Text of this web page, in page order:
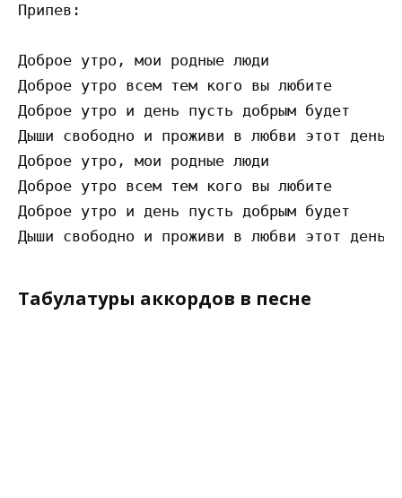
Припев:
Доброе утро, мои родные люди
Доброе утро всем тем кого вы любите
Доброе утро и день пусть добрым будет
Дыши свободно и проживи в любви этот день
Доброе утро, мои родные люди
Доброе утро всем тем кого вы любите
Доброе утро и день пусть добрым будет
Табулатуры аккордов в песне